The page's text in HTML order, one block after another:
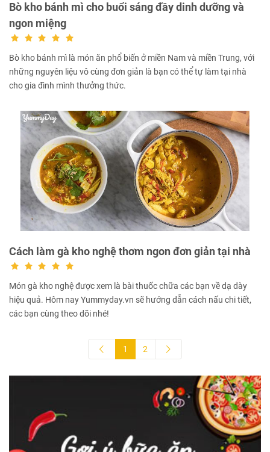
Bò kho bánh mì cho buổi sáng đầy dinh dưỡng và
ngon miệng
Bò kho bánh mì là món ăn phổ biến ở miền Nam và miền Trung, với
những nguyên liệu vô cùng đơn giản là bạn có thể tự làm tại nhà
cho gia đình mình thưởng thức.
Cách làm gà kho nghệ thơm ngon đơn giản tại nhà
Món gà kho nghệ được xem là bài thuốc chữa các bạn về dạ dày
hiệu quả. Hôm nay Yummyday.vn sẽ hướng dẫn cách nấu chi tiết,
các bạn cùng theo dõi nhé!
1 2